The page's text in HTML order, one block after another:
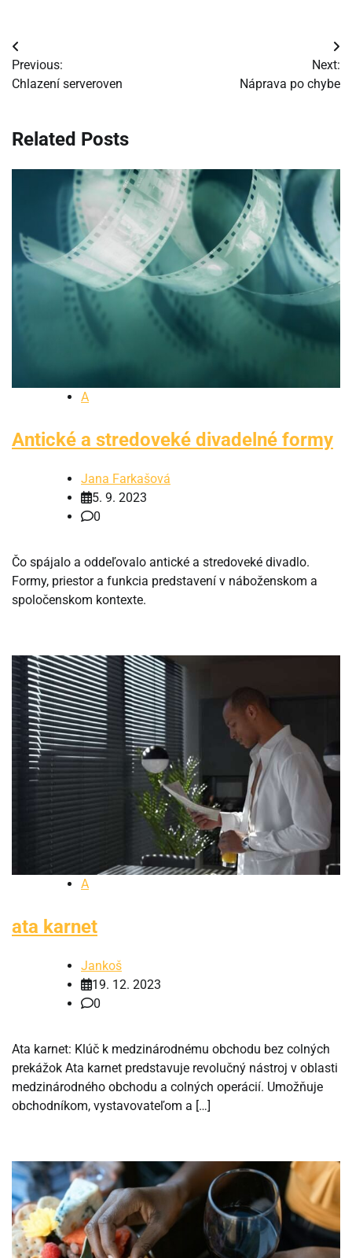
Navigácia
v
Previous:
Chlazení serveroven
Next:
Náprava po chybe
Related Posts
A
Antické a stredoveké divadelné formy
Jana Farkašová
5. 9. 2023
0
Čo spájalo a oddeľovalo antické a stredoveké divadlo.
Formy, priestor a funkcia predstavení v náboženskom a
spoločenskom kontexte.
A
ata karnet
Jankoš
19. 12. 2023
0
Ata karnet: Klúč k medzinárodnému obchodu bez colných
prekážok Ata karnet predstavuje revolučný nástroj v oblasti
medzinárodného obchodu a colných operácií. Umožňuje
obchodníkom, vystavovateľom a […]